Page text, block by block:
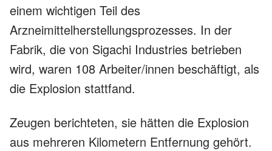
einem wichtigen Teil des
Arzneimittelherstellungsprozesses. In der
Fabrik, die von Sigachi Industries betrieben
wird, waren 108 Arbeiter/innen beschäftigt, als
die Explosion stattfand.
Zeugen berichteten, sie hätten die Explosion
aus mehreren Kilometern Entfernung gehört.